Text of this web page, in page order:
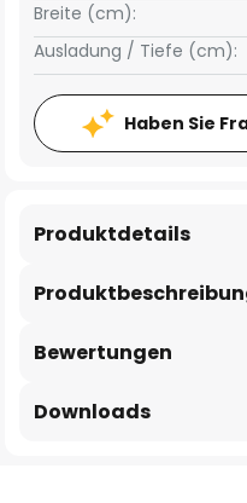
Breite (cm):
Ausladung / Tiefe (cm):
Haben Sie
Produktdetails
Bewertungen
Downloads